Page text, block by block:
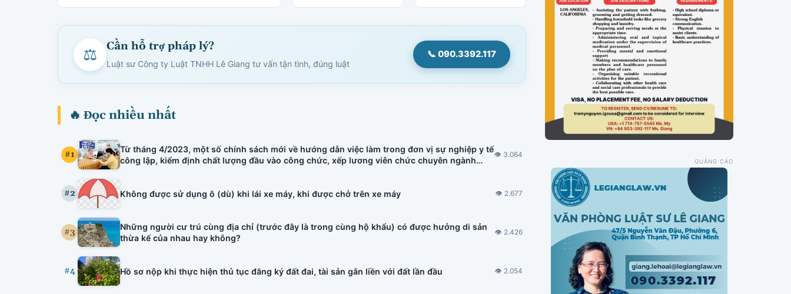
điểm gi…
⚖ Cần hỗ trợ pháp lý?
Luật sư Công ty Luật TNHH Lê Giang tư vấn tận tình, đúng luật
📞 090.3392.117
🔥 Đọc nhiều nhất
#1
Từ tháng 4/2023, một số chính sách mới về hướng dẫn việc làm trong đơn vị sự nghiệp y tế
công lập, kiểm định chất lượng đầu vào công chức, xếp lương viên chức chuyên ngành
👁 3.064
#2 Không được sử dụng ô (dù) khi lái xe máy, khi được chở trên xe máy 👁 2.677
#3
Những người cư trú cùng địa chỉ (trước đây là trong cùng hộ khẩu) có được hưởng di sản
thừa kế của nhau hay không?
👁 2.426
#4 Hồ sơ nộp khi thực hiện thủ tục đăng ký đất đai, tài sản gắn liền với đất lần đầu 👁 2.054
QUẢNG CÁO